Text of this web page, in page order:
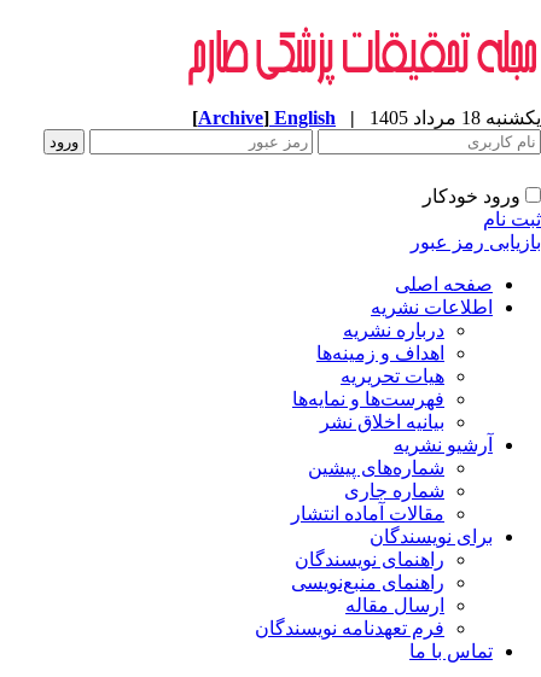
18 مرداد 1405 |
English
[Archive]
ورود خودکار
نام
رمز عبور
صفحه اصلی
اطلاعات نشریه
درباره نشریه
اهداف و زمینه‌ها
هیات تحریریه
فهرست‌ها و نمایه‌ها
بیانیه اخلاق نشر
آرشیو نشریه
شماره‌های پیشین
شماره جاری
مقالات آماده انتشار
برای نویسندگان
راهنمای نویسندگان
راهنمای منبع‌نویسی
ارسال مقاله
فرم تعهدنامه نویسندگان
تماس با ما